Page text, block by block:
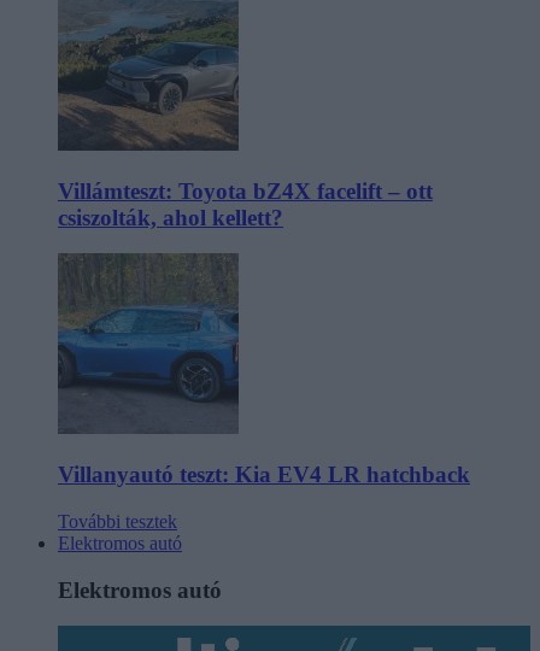
Villámteszt: Toyota bZ4X facelift – ott
csiszolták, ahol kellett?
Villanyautó teszt: Kia EV4 LR hatchback
További tesztek
Elektromos autó
Elektromos autó